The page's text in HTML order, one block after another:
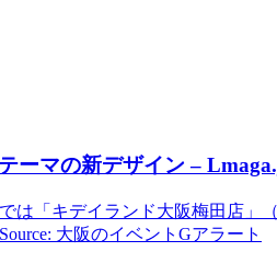
ーマの新デザイン –
は「キデイランド大阪梅田店」
大阪のイベントGアラート